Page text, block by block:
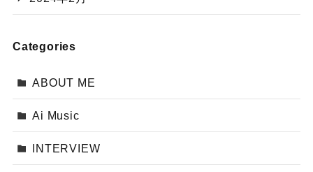
Categories
ABOUT ME
Ai Music
INTERVIEW